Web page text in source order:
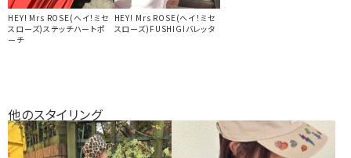
HEY! Mrs ROSE(ヘイ！ミセ
スローズ)ステッチハートポ
ーチ
HEY! Mrs ROSE(ヘイ！ミセ
スローズ)FUSHIGIバレッタ
他のスタイリング